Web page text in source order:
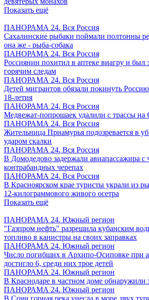
Показать ещё
ПАНОРАМА 24. Вся Россия
Сахалинские рыбаки поймали полтонны
она же - рыба-собака
ПАНОРАМА 24. Вся Россия
Россиянин похитил в аптеке виагру и был
горячим следам
ПАНОРАМА 24. Вся Россия
Детей мигрантов обязали покинуть
18-летия
ПАНОРАМА 24. Вся Россия
Медвежат-попрошаек удалили с трассы на
ПАНОРАМА 24. Вся Россия
Жительница Приамурья подозревается в
ударом скалки
ПАНОРАМА 24. Вся Россия
В Домодедово задержали авиапассажира с
контрабандных черепах
ПАНОРАМА 24. Вся Россия
В Красноярском крае туристы украли из
12-килограммового живого осетра
Показать ещё
ПАНОРАМА 24. Южный регион
"Газпром нефть" разрешила кубанским
топливо в канистры на своих заправках
ПАНОРАМА 24. Южный регион
Число погибших в Архипо-Осиповке при
достигло 6, среди них трое детей
ПАНОРАМА 24. Южный регион
В Краснодаре в частном доме
ПАНОРАМА 24. Южный регион
В Сочи горная река унесла в море двух